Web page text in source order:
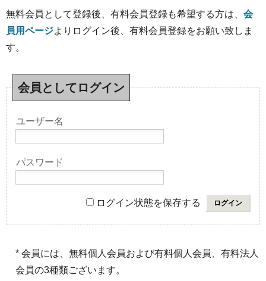
無料会員として登録後、有料会員登録も希望する方は、 会
員用ページよりログイン後、有料会員登録をお願い致しま
す。
会員としてログイン
ユーザー名
パスワード
ログイン状態を保存する
* 会員には、無料個人会員および有料個人会員、有料法人
会員の3種類ございます。